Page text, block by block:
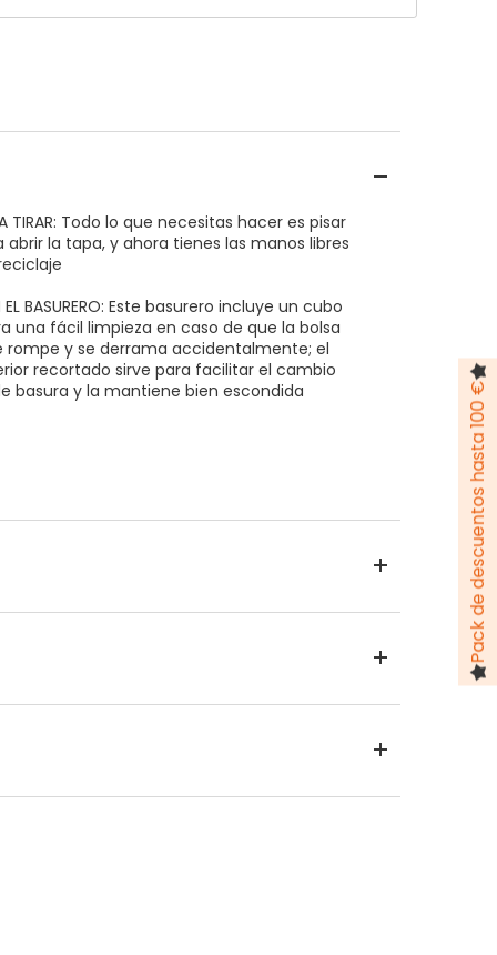
TIRAR: Todo lo que necesitas hacer es pisar
abrir la tapa, y ahora tienes las manos libres
EL BASURERO: Este basurero incluye un cubo
una fácil limpieza en caso de que la bolsa
rompe y se derrama accidentalmente; el
recortado sirve para facilitar el cambio
basura y la mantiene bien escondida
Pack de descuentos hasta 100 €